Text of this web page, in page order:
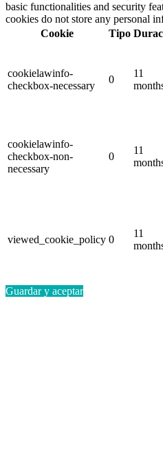
basic functionalities and security
cookies do not store any personal
Cookie
Tipo
cookielawinfo-
checkbox-necessary
0
11
cookielawinfo-
checkbox-non-
necessary
0
11
viewed_cookie_policy 0
11
Guardar y aceptar